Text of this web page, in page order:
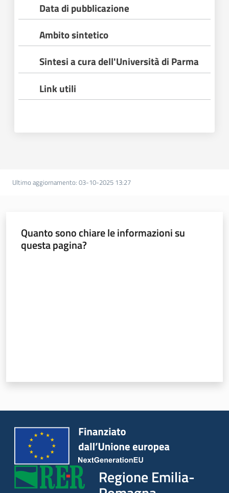
Regione
Regione
Servizi
Data di pubblicazione
Ambito sintetico
Sintesi a cura dell'Università di Parma
Link utili
Ultimo aggiornamento: 03-10-2025 13:27
Quanto sono chiare le informazioni su
questa pagina?
Regione Emilia-